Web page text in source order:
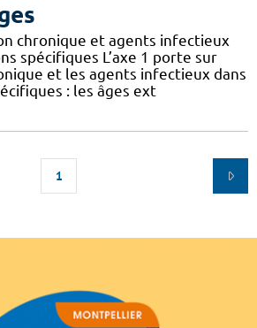
chronique et agents infectieux
spécifiques L’axe 1 porte sur
et les agents infectieux dans
: les âges ext
1